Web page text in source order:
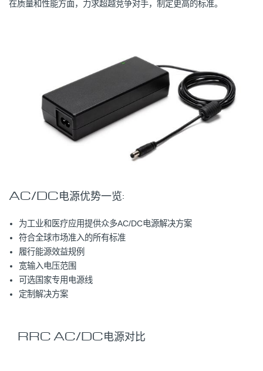
在质量和性能方面，力求超越竞争对手，制定更高的标准。
AC/DC电源优势一览:
为工业和医疗应用提供众多AC/DC电源解决方案
符合全球市场准入的所有标准
履行能源效益规例
宽输入电压范围
可选国家专用电源线
定制解决方案
RRC AC/DC电源对比